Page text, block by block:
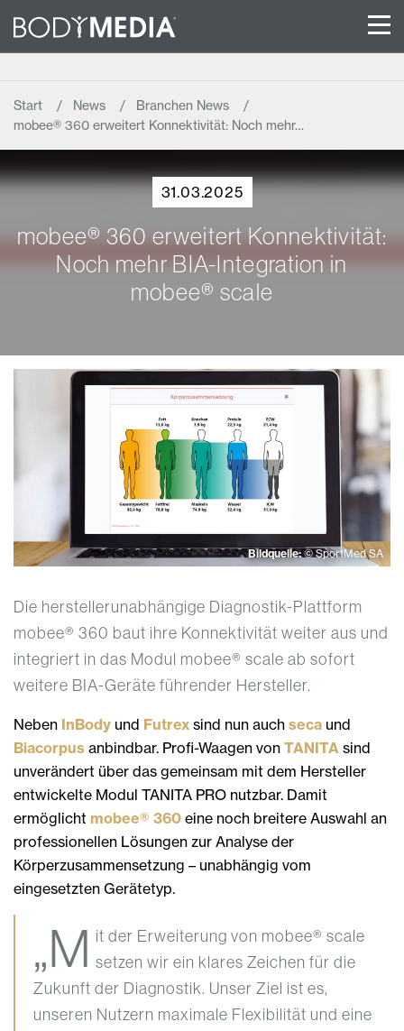
Start News
Branchen News
mobee® 360 erweitert Konnektivität: Noch mehr…
31.03.2025
mobee® 360 erweitert Konnektivität:
Noch mehr BIA-Integration in
mobee® scale
Bildquelle:© SportMed SA
Die herstellerunabhängige Diagnostik-Plattform
mobee® 360 baut ihre Konnektivität weiter aus und
integriert in das Modul mobee® scale ab sofort
weitere BIA-Geräte führender Hersteller.
Neben InBody und Futrex sind nun auch seca und
Biacorpus anbindbar. Profi-Waagen von TANITA sind
unverändert über das gemeinsam mit dem Hersteller
entwickelte Modul TANITA PRO nutzbar. Damit
ermöglicht mobee® 360 eine noch breitere Auswahl an
professionellen Lösungen zur Analyse der
Körperzusammensetzung – unabhängig vom
eingesetzten Gerätetyp.
„M it der Erweiterung von mobee® scale
setzen wir ein klares Zeichen für die
Zukunft der Diagnostik. Unser Ziel ist es,
unseren Nutzern maximale Flexibilität und eine